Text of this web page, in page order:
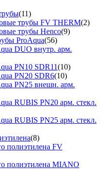
(11)
трубы FV THERM(2)
трубы Henco(9)
ProAqua(56)
DUO внутр. арм.
PN10 SDR11(10)
PN20 SDR6(10)
PN25 внешн. арм.
RUBIS PN20 арм. стекл.
RUBIS PN25 арм. стекл.
(8)
полиэтилена FV
полиэтилена MIANO